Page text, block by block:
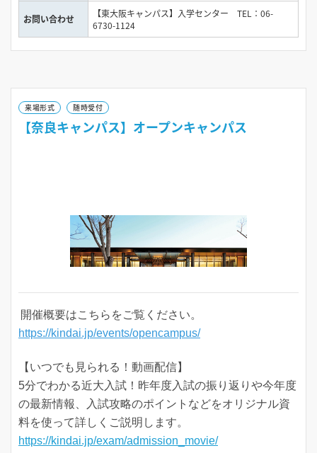
お問い合わせ
【東大阪キャンパス】入学センター TEL：06-
6730-1124
来場形式 随時受付
【奈良キャンパス】オープンキャンパス
開催概要はこちらをご覧ください。
https://kindai.jp/events/opencampus/
【いつでも見られる！動画配信】
5分でわかる近大入試！昨年度入試の振り返りや今年度
の最新情報、入試攻略のポイントなどをオリジナル資
料を使って詳しくご説明します。
https://kindai.jp/exam/admission_movie/